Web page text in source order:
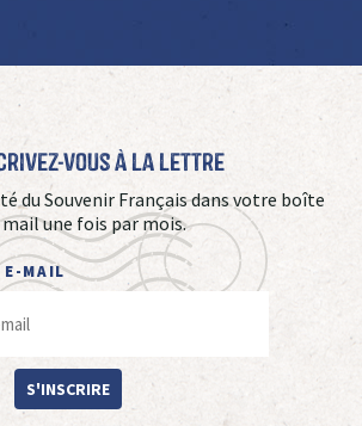
vous à La Lettre
du Souvenir Français dans votre boîte
mail une fois par mois.
E-MAIL
S'INSCRIRE